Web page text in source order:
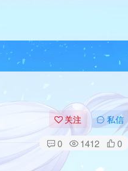
关注 私信
0 1412 0